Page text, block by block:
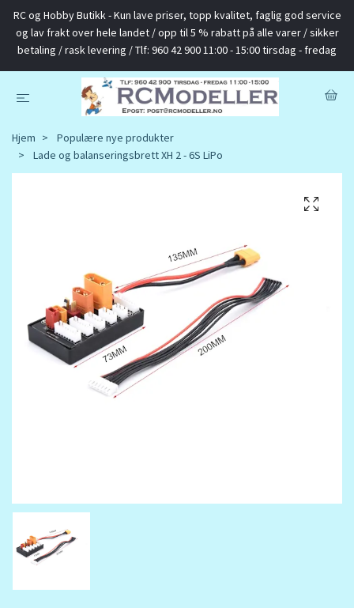
RC og Hobby Butikk - Kun lave priser, topp kvalitet, faglig god service
og lav frakt over hele landet / opp til 5 % rabatt på alle varer / sikker
betaling / rask levering / Tlf: 960 42 900 11:00 - 15:00 tirsdag - fredag
Hjem
Populære nye produkter
Lade og balanseringsbrett XH 2 - 6S LiPo